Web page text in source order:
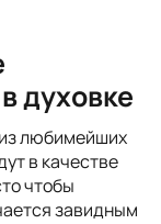
духовке
любимейших
в качестве
чтобы
завидным